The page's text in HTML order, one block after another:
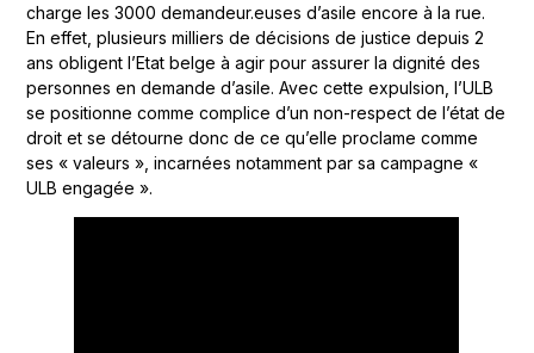
charge les 3000 demandeur.euses d’asile encore à la rue.
En effet, plusieurs milliers de décisions de justice depuis 2
ans obligent l’Etat belge à agir pour assurer la dignité des
personnes en demande d’asile. Avec cette expulsion, l’ULB
se positionne comme complice d’un non-respect de l’état de
droit et se détourne donc de ce qu’elle proclame comme
ses « valeurs », incarnées notamment par sa campagne «
ULB engagée ».